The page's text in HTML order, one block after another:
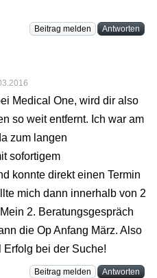
Beitrag melden Antworten
Medical One, wird dir also
so weit entfernt. Ich war am
zum langen
sofortigem
konnte direkt einen Termin
mich dann innerhalb von 2
2. Beratungsgespräch
die Op Anfang März. Also
Erfolg bei der Suche!
Beitrag melden Antworten